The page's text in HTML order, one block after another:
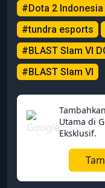
#Dota 2 Indonesia
#tundra esports
#BLAST Slam VI
#BLAST Slam VI
Tambahkan
Utama di
Eksklusif.